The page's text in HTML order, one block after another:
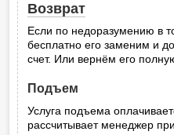
Возврат
Если по недоразумению в
бесплатно его заменим и
счет. Или вернём его
Подъем
Услуга подъема
рассчитывает менеджер